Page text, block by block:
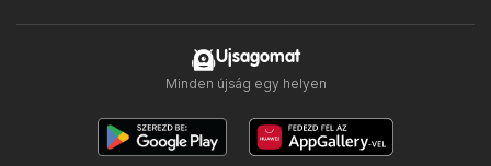
Ujsagomat
Minden újság egy helyen